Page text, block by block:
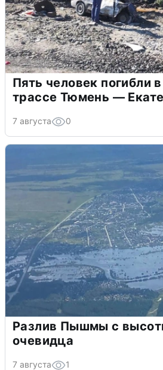
Пять человек погибли
трассе Тюмень —
7 августа 0
Разлив Пышмы с
очевидца
7 августа 1